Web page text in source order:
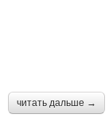
читать дальше →